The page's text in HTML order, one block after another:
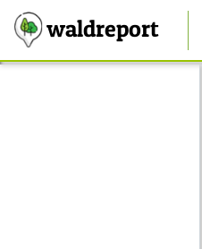
waldreport